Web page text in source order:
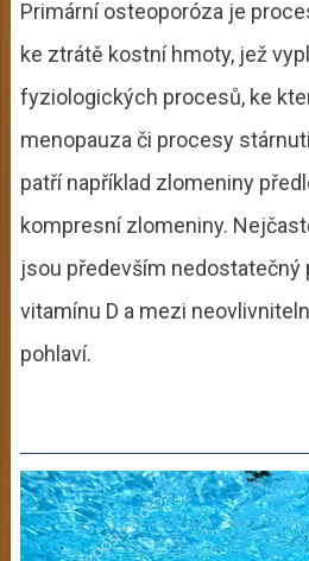
Primární osteoporóza je
ke ztrátě kostní hmoty, jež
fyziologických procesů, ke
menopauza či procesy
patří například zlomeniny
kompresní zlomeniny.
jsou především nedostatečný
vitamínu D a mezi
pohlaví.